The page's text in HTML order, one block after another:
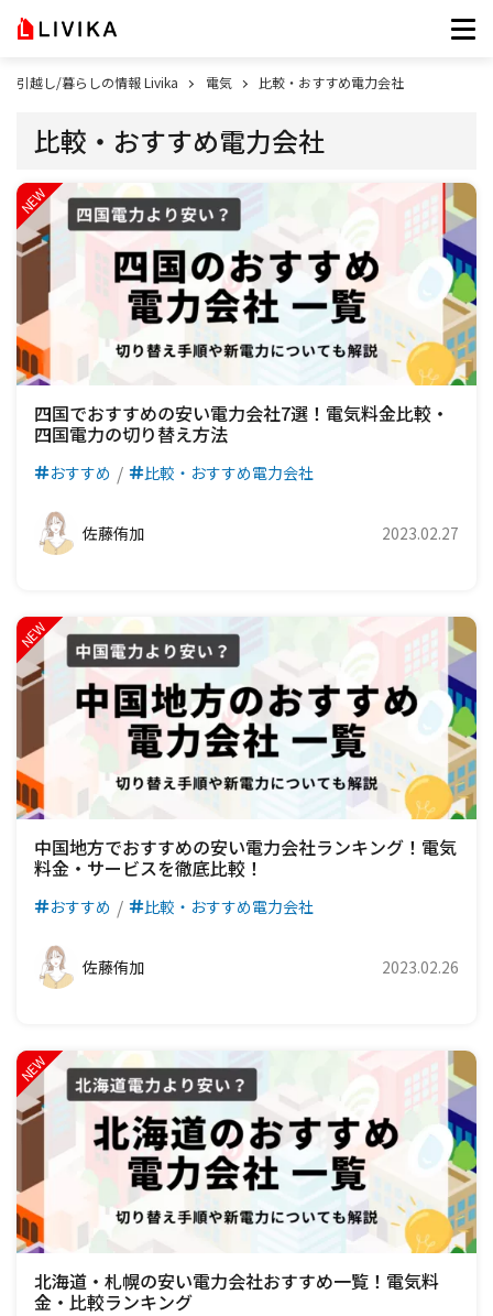
引越し/暮らしの情報 Livika 電気 比較・おすすめ電力会社
比較・おすすめ電力会社
四国でおすすめの安い電力会社7選！電気料金比較・
四国電力の切り替え方法
おすすめ 比較・おすすめ電力会社
佐藤侑加 2023.02.27
中国地方でおすすめの安い電力会社ランキング！電気
料金・サービスを徹底比較！
おすすめ 比較・おすすめ電力会社
佐藤侑加 2023.02.26
北海道・札幌の安い電力会社おすすめ一覧！電気料
金・比較ランキング